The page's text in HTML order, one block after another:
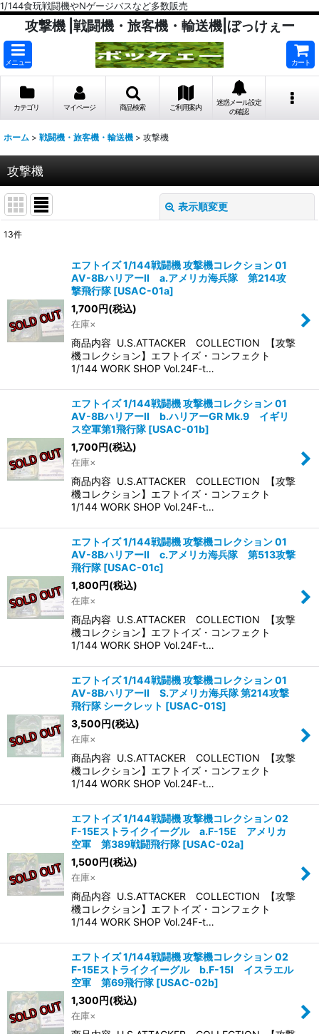
1/144食玩戦闘機やNゲージバスなど多数販売
攻撃機 |戦闘機・旅客機・輸送機|ぼっけぇー
メニュー カート
カテゴリ マイページ 商品検索 ご利用案内
迷惑メール設定
の確認
ホーム > 戦闘機・旅客機・輸送機 > 攻撃機
攻撃機
表示順変更
並び順:
絞り込む
13件
エフトイズ 1/144戦闘機 攻撃機コレクション 01
AV-8BハリアーII a.アメリカ海兵隊 第214攻
撃飛行隊 [USAC-01a]
1,700円(税込)
在庫×
商品内容 U.S.ATTACKER COLLECTION 【攻撃
機コレクション】エフトイズ・コンフェクト
1/144 WORK SHOP Vol.24F-t…
エフトイズ 1/144戦闘機 攻撃機コレクション 01
AV-8BハリアーII b.ハリアーGR Mk.9 イギリ
ス空軍第1飛行隊 [USAC-01b]
1,700円(税込)
在庫×
商品内容 U.S.ATTACKER COLLECTION 【攻撃
機コレクション】エフトイズ・コンフェクト
1/144 WORK SHOP Vol.24F-t…
エフトイズ 1/144戦闘機 攻撃機コレクション 01
AV-8BハリアーII c.アメリカ海兵隊 第513攻撃
飛行隊 [USAC-01c]
1,800円(税込)
在庫×
商品内容 U.S.ATTACKER COLLECTION 【攻撃
機コレクション】エフトイズ・コンフェクト
1/144 WORK SHOP Vol.24F-t…
エフトイズ 1/144戦闘機 攻撃機コレクション 01
AV-8BハリアーII S.アメリカ海兵隊 第214攻撃
飛行隊 シークレット [USAC-01S]
3,500円(税込)
在庫×
商品内容 U.S.ATTACKER COLLECTION 【攻撃
機コレクション】エフトイズ・コンフェクト
1/144 WORK SHOP Vol.24F-t…
エフトイズ 1/144戦闘機 攻撃機コレクション 02
F-15Eストライクイーグル a.F-15E アメリカ
空軍 第389戦闘飛行隊 [USAC-02a]
1,500円(税込)
在庫×
商品内容 U.S.ATTACKER COLLECTION 【攻撃
機コレクション】エフトイズ・コンフェクト
1/144 WORK SHOP Vol.24F-t…
エフトイズ 1/144戦闘機 攻撃機コレクション 02
F-15Eストライクイーグル b.F-15I イスラエル
空軍 第69飛行隊 [USAC-02b]
1,300円(税込)
在庫×